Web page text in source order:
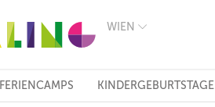
WIEN
BERLIN
FRANKFURT
KÖLN
FERIENCAMPS KINDERGEBURTSTAGE